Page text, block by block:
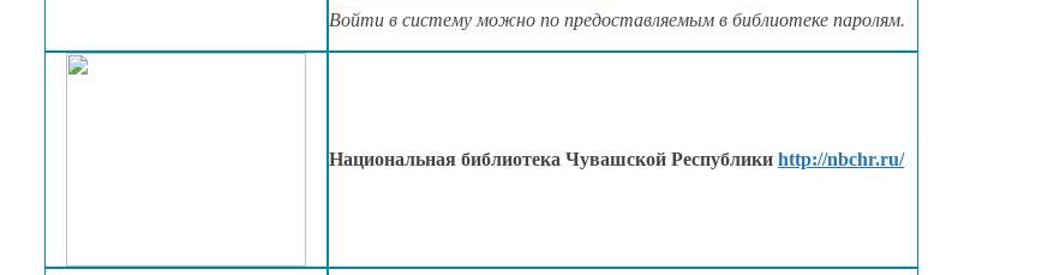
Войти в систему можно по предоставляемым в библиотеке паролям.
Национальная библиотека Чувашской Республики http://nbchr.ru/